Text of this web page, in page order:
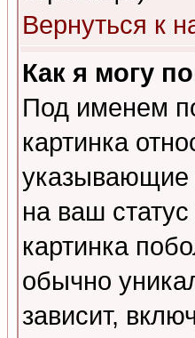
Вернуться к
Как я могу
Под именем
картинка
указывающие
на ваш
картинка
обычно
зависит,